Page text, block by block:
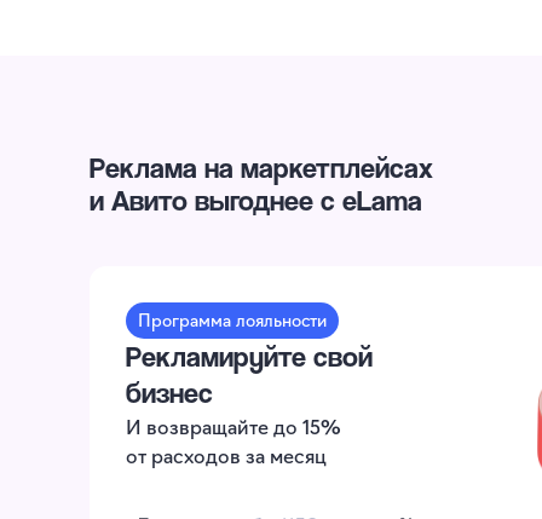
Реклама на маркетплейсах
и Авито выгоднее с eLama
Программа лояльности
Рекламируйте свой
бизнес
И возвращайте до 15%
от расходов за месяц